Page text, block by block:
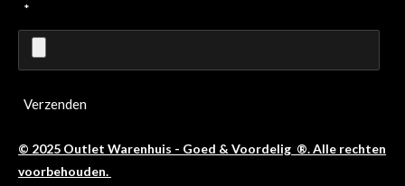
*
Verzenden
© 2025 Outlet Warenhuis - Goed & Voordelig ®. Alle rechten
voorbehouden.